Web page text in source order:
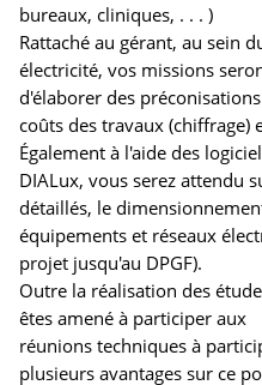
bureaux, cliniques, . . . )
Rattaché au gérant, au sein
électricité, vos missions
d'élaborer des
coûts des travaux (chiffrage)
Également à l'aide des
DIALux, vous serez attendu
détaillés, le
équipements et réseaux
projet jusqu'au DPGF).
Outre la réalisation des
êtes amené à participer aux
réunions techniques à
plusieurs avantages sur ce